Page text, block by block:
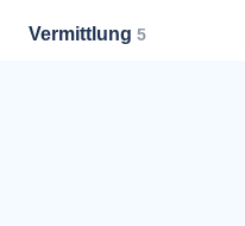
Vermittlung 5